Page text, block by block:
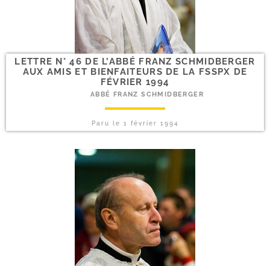
LETTRE N° 46 DE L’ABBÉ FRANZ SCHMIDBERGER
AUX AMIS ET BIENFAITEURS DE LA FSSPX DE
FÉVRIER 1994
ABBÉ FRANZ SCHMIDBERGER
Paru le 1 février 1994